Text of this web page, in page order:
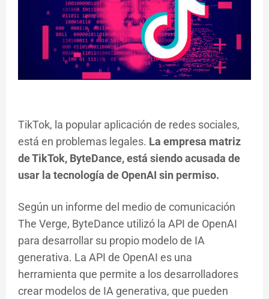
TikTok, la popular aplicación de redes sociales,
está en problemas legales. La empresa matriz
de TikTok, ByteDance, está siendo acusada de
usar la tecnología de OpenAI sin permiso.
Según un informe del medio de comunicación
The Verge, ByteDance utilizó la API de OpenAI
para desarrollar su propio modelo de IA
generativa. La API de OpenAI es una
herramienta que permite a los desarrolladores
crear modelos de IA generativa, que pueden